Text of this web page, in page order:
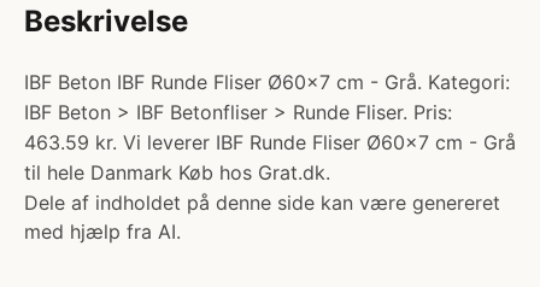
Beskrivelse
IBF Beton IBF Runde Fliser Ø60x7 cm - Grå. Kategori:
IBF Beton > IBF Betonfliser > Runde Fliser. Pris:
463.59 kr. Vi leverer IBF Runde Fliser Ø60x7 cm - Grå
til hele Danmark Køb hos Grat.dk.
Dele af indholdet på denne side kan være genereret
med hjælp fra AI.